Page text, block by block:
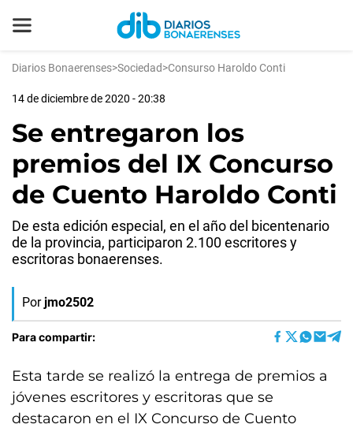
Diarios Bonaerenses>Sociedad>Consurso Haroldo Conti
14 de diciembre de 2020 - 20:38
Se entregaron los
premios del IX Concurso
de Cuento Haroldo Conti
De esta edición especial, en el año del bicentenario
de la provincia, participaron 2.100 escritores y
escritoras bonaerenses.
Por jmo2502
Para compartir:
Esta tarde se realizó la entrega de premios a
jóvenes escritores y escritoras que se
destacaron en el IX Concurso de Cuento